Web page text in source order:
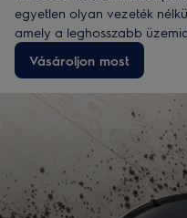
egyetlen olyan vezeték
amely a leghosszabb
kombinálja.**
Vásároljon most